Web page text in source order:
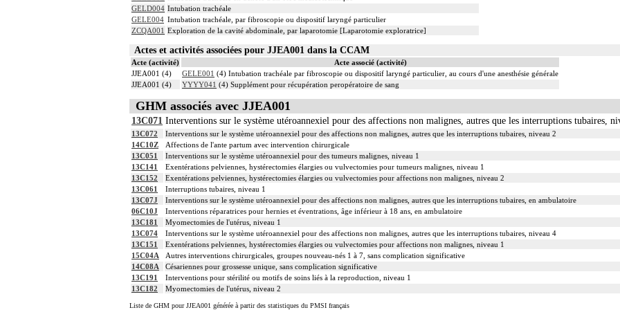
GELD004 Intubation trachéale
GELE004 Intubation trachéale, par fibroscopie ou dispositif laryngé particulier
ZCQA001 Exploration de la cavité abdominale, par laparotomie [Laparotomie exploratrice]
Actes et activités associées pour JJEA001 dans la CCAM
Acte (activité)
Acte associé (activité)
JJEA001 (4)
GELE001 (4) Intubation trachéale par fibroscopie ou dispositif laryngé particulier, au cours d'une anesthésie générale
JJEA001 (4)
YYYY041 (4) Supplément pour récupération peropératoire de sang
GHM associés avec JJEA001
13C071 Interventions sur le système utéroannexiel pour des affections non malignes, autres que les interruptions tubaires,
13C072
Interventions sur le système utéroannexiel pour des affections non malignes, autres que les interruptions tubaires, niveau 2
14C10Z
Affections de l'ante partum avec intervention chirurgicale
13C051
Interventions sur le système utéroannexiel pour des tumeurs malignes, niveau 1
13C141
Exentérations pelviennes, hystérectomies élargies ou vulvectomies pour tumeurs malignes, niveau 1
13C152
Exentérations pelviennes, hystérectomies élargies ou vulvectomies pour affections non malignes, niveau 2
13C061
Interruptions tubaires, niveau 1
13C07J
Interventions sur le système utéroannexiel pour des affections non malignes, autres que les interruptions tubaires, en ambulatoire
06C10J
Interventions réparatrices pour hernies et éventrations, âge inférieur à 18 ans, en ambulatoire
13C181
Myomectomies de l'utérus, niveau 1
13C074
Interventions sur le système utéroannexiel pour des affections non malignes, autres que les interruptions tubaires, niveau 4
13C151
Exentérations pelviennes, hystérectomies élargies ou vulvectomies pour affections non malignes, niveau 1
15C04A
Autres interventions chirurgicales, groupes nouveau-nés 1 à 7, sans complication significative
14C08A
Césariennes pour grossesse unique, sans complication significative
13C191
Interventions pour stérilité ou motifs de soins liés à la reproduction, niveau 1
13C182
Myomectomies de l'utérus, niveau 2
Liste de GHM pour JJEA001 générée à partir des statistiques du PMSI français